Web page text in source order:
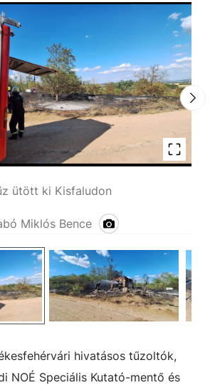
ütött ki Kisfaludon
Miklós Bence
hivatásos tűzoltók,
NOÉ Speciális Kutató-mentő és